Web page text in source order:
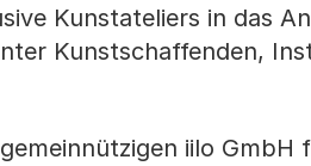
Kunstateliers in das
Kunstschaffenden,
iilo GmbH